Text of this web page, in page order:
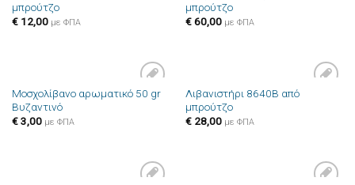
μπρούτζο
€12,00 με ΦΠΑ
μπρούτζο
€60,00 με ΦΠΑ
Πρόσθήκη
Μοσχολίβανο αρωματικό 50 gr
Βυζαντινό
€3,00 με ΦΠΑ
Πρόσθήκη
Λιβανιστήρι 8640B από
μπρούτζο
€28,00 με ΦΠΑ